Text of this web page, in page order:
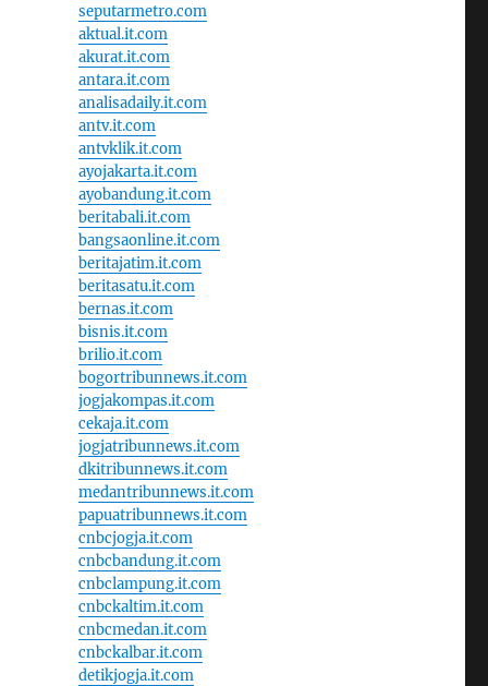
seputarmetro.com
aktual.it.com
akurat.it.com
antara.it.com
analisadaily.it.com
antv.it.com
antvklik.it.com
ayojakarta.it.com
ayobandung.it.com
beritabali.it.com
bangsaonline.it.com
beritajatim.it.com
beritasatu.it.com
bernas.it.com
bisnis.it.com
brilio.it.com
bogortribunnews.it.com
jogjakompas.it.com
cekaja.it.com
jogjatribunnews.it.com
dkitribunnews.it.com
medantribunnews.it.com
papuatribunnews.it.com
cnbcjogja.it.com
cnbcbandung.it.com
cnbclampung.it.com
cnbckaltim.it.com
cnbcmedan.it.com
cnbckalbar.it.com
detikjogja.it.com